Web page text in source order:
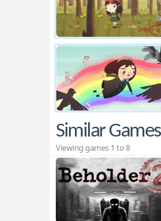
Similar Games
Viewing games 1 to 8